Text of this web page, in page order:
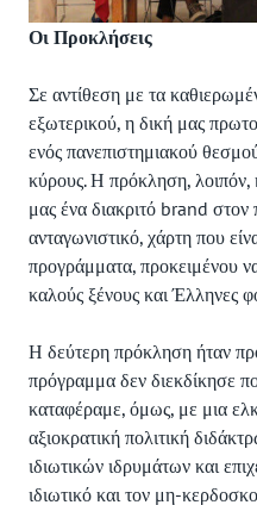
Οι Προκλήσεις
Σε αντίθεση με τα
εξωτερικού, η δική μας
ενός πανεπιστημιακού
κύρους. Η πρόκληση,
μας ένα διακριτό brand στον
ανταγωνιστικό, χάρτη που
προγράμματα, προκειμένου
καλούς ξένους και Έλληνες
Η δεύτερη πρόκληση ήταν
πρόγραμμα δεν διεκδίκησε
καταφέραμε, όμως, με μια
αξιοκρατική πολιτική
ιδιωτικών ιδρυμάτων και
ιδιωτικό και τον μη-